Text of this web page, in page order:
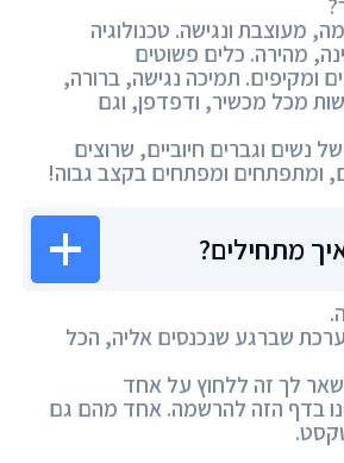
מעוצבת ונגישה. טכנולוגיה
מהירה. כלים פשוטים
ומקיפים. תמיכה נגישה, ברורה,
מכל מכשיר, ודפדפן, וגם
נשים וגברים חיוביים, שרוצים
ומתפתחים ומפתחים בקצב גבוה!
מתחילים?
שברגע שנכנסים אליה, הכל
לך זה ללחוץ על אחד
בדף הזה להרשמה. אחד מהם גם